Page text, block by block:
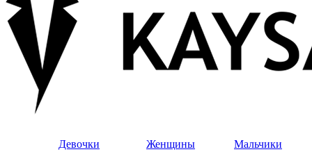
Девочки
Женщины
Мальчики